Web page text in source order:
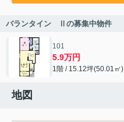
バランタイン Ⅱの募集中物件
101
5.9万円
1階 / 15.12坪(50.01㎡)
地図